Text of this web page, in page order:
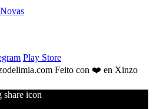
Novas
Play Store
Feito con ❤️ en Xinzo